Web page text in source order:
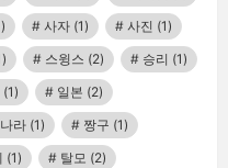
사자 (1) 사진 (1)
스윙스 (2) 승리 (1)
(1) 일본 (2)
라 (1) 짱구 (1)
(1) 탈모 (2)